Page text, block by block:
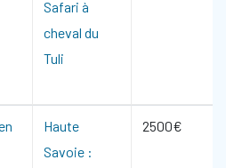
Safari à
cheval du
Tuli
Haute
Savoie :
2500€